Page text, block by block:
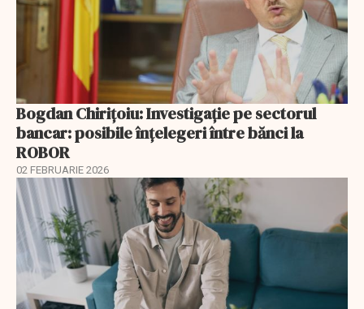
Bogdan Chirițoiu: Investigație pe sectorul
bancar: posibile înțelegeri între bănci la
ROBOR
02 FEBRUARIE 2026